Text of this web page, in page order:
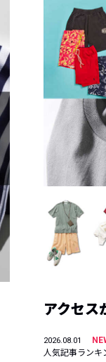
アクセス
2026.08.01
人気記事ランキ